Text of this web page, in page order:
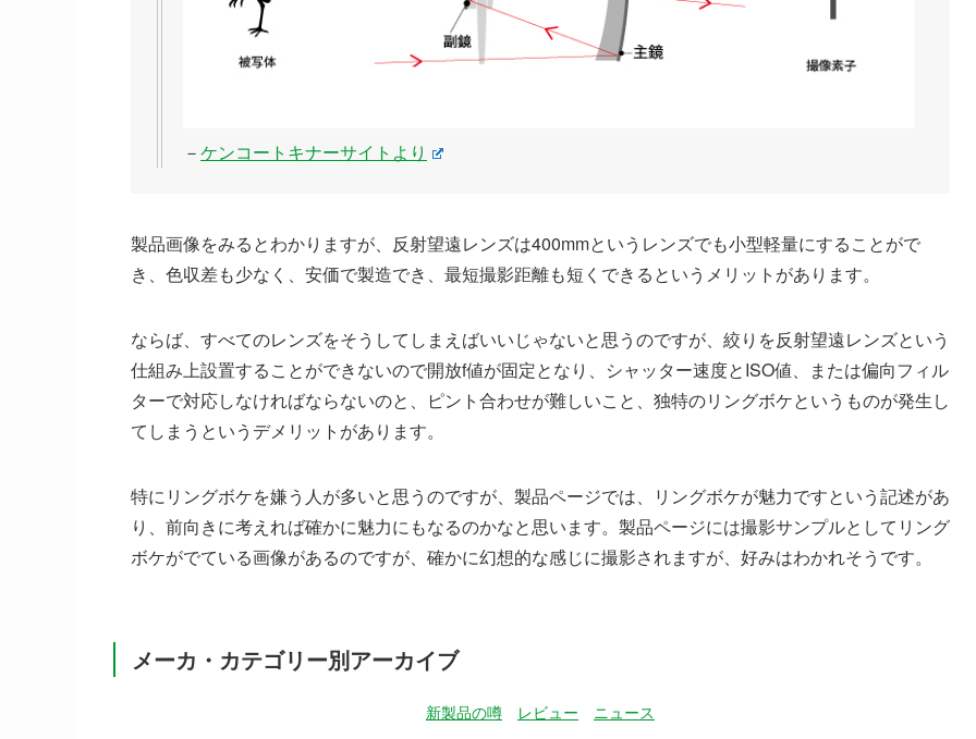
－ケンコートキナーサイトより
製品画像をみるとわかりますが、反射望遠レンズは400mmというレンズでも小型軽量にすることがで
き、色収差も少なく、安価で製造でき、最短撮影距離も短くできるというメリットがあります。
ならば、すべてのレンズをそうしてしまえばいいじゃないと思うのですが、絞りを反射望遠レンズという
仕組み上設置することができないので開放f値が固定となり、シャッター速度とISO値、または偏向フィル
ターで対応しなければならないのと、ピント合わせが難しいこと、独特のリングボケというものが発生し
てしまうというデメリットがあります。
特にリングボケを嫌う人が多いと思うのですが、製品ページでは、リングボケが魅力ですという記述があ
り、前向きに考えれば確かに魅力にもなるのかなと思います。製品ページには撮影サンプルとしてリング
ボケがでている画像があるのですが、確かに幻想的な感じに撮影されますが、好みはわかれそうです。
メーカ・カテゴリー別アーカイブ
新製品の噂 レビュー ニュース